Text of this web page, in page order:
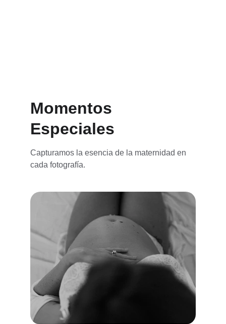
Momentos
Especiales
Capturamos la esencia de la maternidad en
cada fotografía.